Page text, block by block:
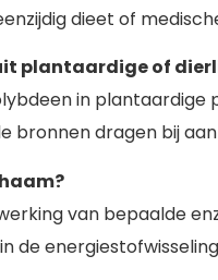
dieet of
plantaardige of
in
bronnen dragen bij
van bepaalde
de